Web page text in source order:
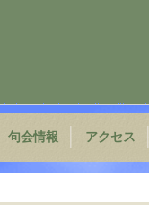
句会情報 アクセス